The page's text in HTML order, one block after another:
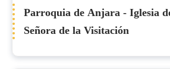
Parroquia de Anjara - Iglesia
Señora de la Visitación